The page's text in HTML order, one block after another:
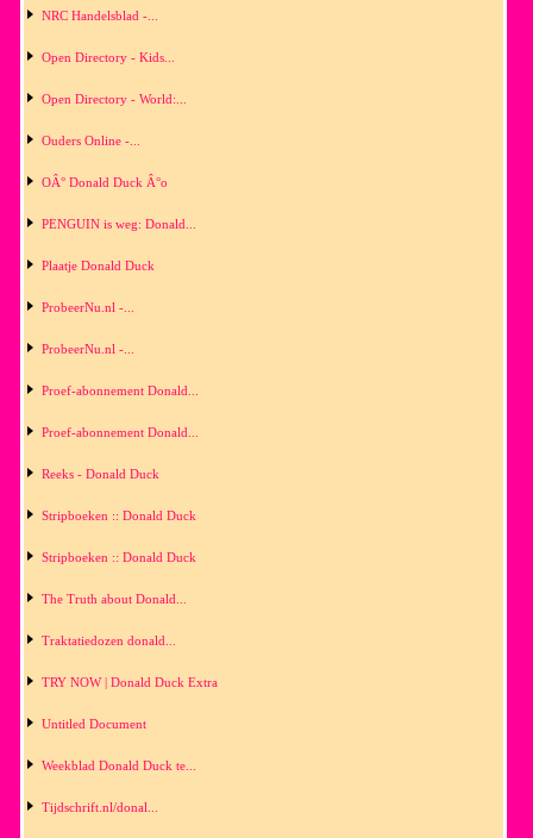
NRC Handelsblad -...
Open Directory - Kids...
Open Directory - World:...
Ouders Online -...
OÂ° Donald Duck Â°o
PENGUIN is weg: Donald...
Plaatje Donald Duck
ProbeerNu.nl -...
ProbeerNu.nl -...
Proef-abonnement Donald...
Proef-abonnement Donald...
Reeks - Donald Duck
Stripboeken :: Donald Duck
Stripboeken :: Donald Duck
The Truth about Donald...
Traktatiedozen donald...
TRY NOW | Donald Duck Extra
Untitled Document
Weekblad Donald Duck te...
Tijdschrift.nl/donal...